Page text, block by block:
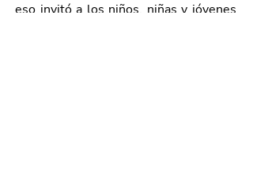
eso invitó a los niños, niñas y jóvenes